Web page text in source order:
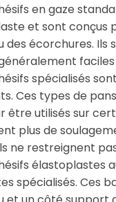
en gaze
et sont conçus
des écorchures.
spécialisés
Ces types de
être utilisés sur
plus de
ne restreignent
spécialisés. Ces